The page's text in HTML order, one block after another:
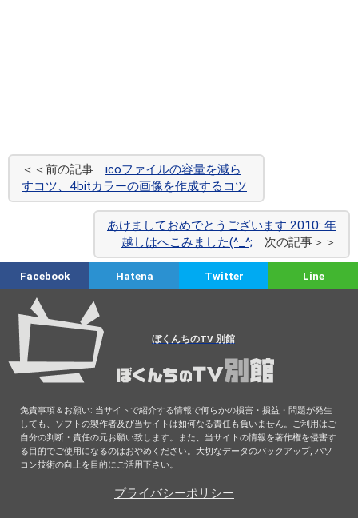
＜＜前の記事 icoファイルの容量を減ら
すコツ、4bitカラーの画像を作成するコツ
あけましておめでとうございます 2010: 年
越しはへこみました(^_^; 次の記事＞＞
Facebook Hatena Twitter Line
ぼくんちのTV 別館
免責事項＆お願い: 当サイトで紹介する情報で何らかの損害・損益・問題が発生
しても、ソフトの製作者及び当サイトは如何なる責任も負いません。ご利用はご
自分の判断・責任の元お願い致します。また、当サイトの情報を著作権を侵害す
る目的でご使用になるのはおやめください。大切なデータのバックアップ, パソ
コン技術の向上を目的にご活用下さい。
プライバシーポリシー